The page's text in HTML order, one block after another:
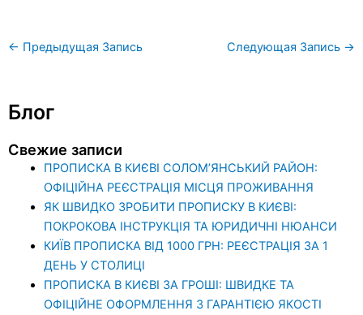
← Предыдущая Запись Следующая Запись →
Блог
Свежие записи
ПРОПИСКА В КИЄВІ СОЛОМ’ЯНСЬКИЙ РАЙОН:
ОФІЦІЙНА РЕЄСТРАЦІЯ МІСЦЯ ПРОЖИВАННЯ
ЯК ШВИДКО ЗРОБИТИ ПРОПИСКУ В КИЄВІ:
ПОКРОКОВА ІНСТРУКЦІЯ ТА ЮРИДИЧНІ НЮАНСИ
КИЇВ ПРОПИСКА ВІД 1000 ГРН: РЕЄСТРАЦІЯ ЗА 1
ДЕНЬ У СТОЛИЦІ
ПРОПИСКА В КИЄВІ ЗА ГРОШІ: ШВИДКЕ ТА
ОФІЦІЙНЕ ОФОРМЛЕННЯ З ГАРАНТІЄЮ ЯКОСТІ